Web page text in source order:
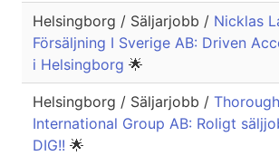
Helsingborg / Säljarjobb / Nicklas
Försäljning I Sverige AB: Driven
i Helsingborg 🌟
Helsingborg / Säljarjobb /
International Group AB: Roligt
DIG!! 🌟